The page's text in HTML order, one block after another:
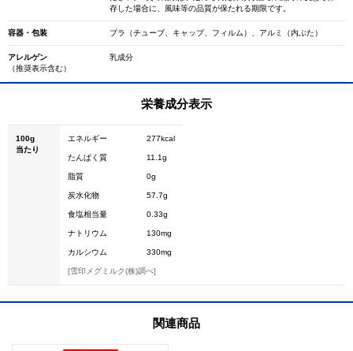
存した場合に、風味等の品質が保たれる期限です。
容器・包装 プラ（チューブ、キャップ、フィルム）、アルミ（内ぶた）
アレルゲン
（推奨表示含む）
乳成分
栄養成分表示
100g
当たり
エネルギー 277kcal
たんぱく質 11.1g
脂質 0g
炭水化物 57.7g
食塩相当量 0.33g
ナトリウム 130mg
カルシウム 330mg
[雪印メグミルク(株)調べ]
関連商品